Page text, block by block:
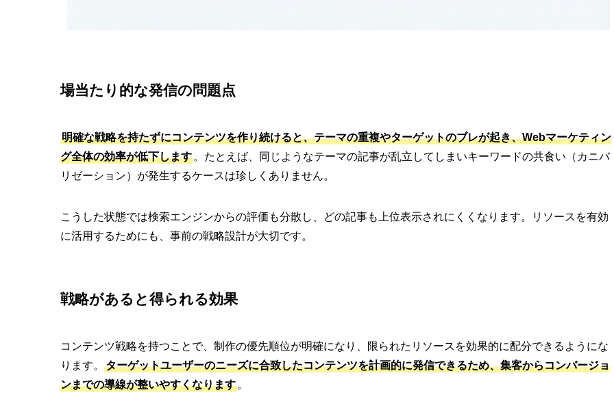
場当たり的な発信の問題点
明確な戦略を持たずにコンテンツを作り続けると、テーマの重複やターゲットのブレが起き、Webマーケティン
グ全体の効率が低下します 。たとえば、同じようなテーマの記事が乱立してしまいキーワードの共食い（カニバ
リゼーション）が発生するケースは珍しくありません。
こうした状態では検索エンジンからの評価も分散し、どの記事も上位表示されにくくなります。リソースを有効
に活用するためにも、事前の戦略設計が大切です。
戦略があると得られる効果
コンテンツ戦略を持つことで、制作の優先順位が明確になり、限られたリソースを効果的に配分できるようにな
ります。
ターゲットユーザーのニーズに合致したコンテンツを計画的に発信できるため、集客からコンバージョ
ンまでの導線が整いやすくなります 。